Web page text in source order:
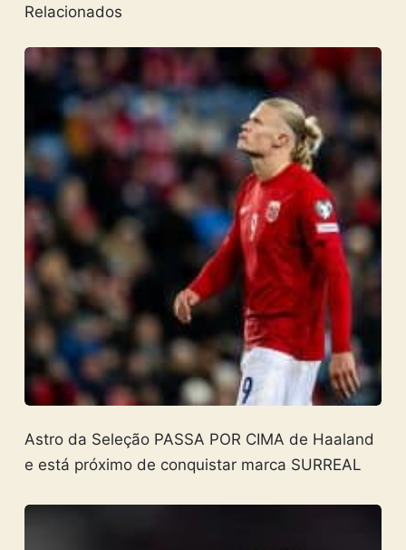
Relacionados
Astro da Seleção PASSA POR CIMA de Haaland
e está próximo de conquistar marca SURREAL